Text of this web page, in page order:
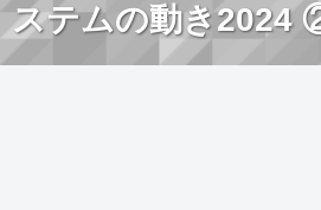
ステムの動き2024